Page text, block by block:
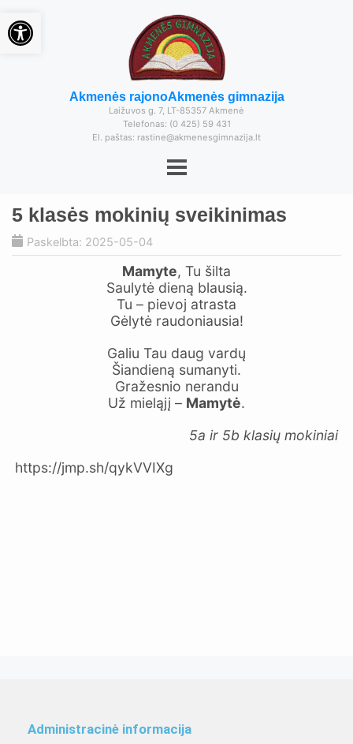
Akmenės rajonoAkmenės gimnazija
Laižuvos g. 7, LT-85357 Akmenė
Telefonas: (0 425) 59 431
El. paštas: rastine@akmenesgimnazija.lt
5 klasės mokinių sveikinimas
Paskelbta: 2025-05-04
Mamyte, Tu šilta
Saulytė dieną blausią.
Tu – pievoj atrasta
Gėlytė raudoniausia!
Galiu Tau daug vardų
Šiandieną sumanyti.
Gražesnio nerandu
Už mieląjį – Mamytė.
5a ir 5b klasių mokiniai
https://jmp.sh/qykVVIXg
Administracinė informacija
Open toolbar